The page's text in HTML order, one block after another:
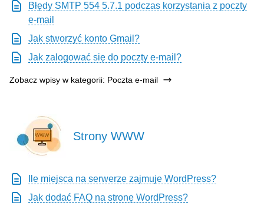
Błędy SMTP 554 5.7.1 podczas korzystania z poczty
e-mail
Jak stworzyć konto Gmail?
Jak zalogować się do poczty e-mail?
Zobacz wpisy w kategorii: Poczta e-mail
Strony WWW
Ile miejsca na serwerze zajmuje WordPress?
Jak dodać FAQ na stronę WordPress?